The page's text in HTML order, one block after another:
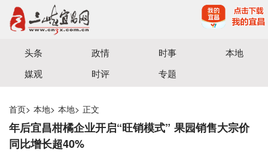
宜昌三峡融媒体中心主办
头条 政情 时事
本地
媒观
时评 专题
首页> 本地> 本地> 正文
年后宜昌柑橘企业开启“旺销模式” 果园销售大宗价
同比增长超40%